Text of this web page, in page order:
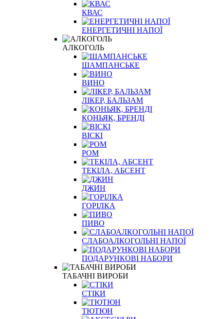
КВАС
ЕНЕРГЕТИЧНІ НАПОЇ
АЛКОГОЛЬ
ШАМПАНСЬКЕ
ВИНО
ЛІКЕР, БАЛЬЗАМ
КОНЬЯК, БРЕНДІ
ВІСКІ
РОМ
ТЕКІЛА, АБСЕНТ
ДЖИН
ГОРІЛКА
ПИВО
СЛАБОАЛКОГОЛЬНІ НАПОЇ
ПОДАРУНКОВІ НАБОРИ
ТАБАЧНІ ВИРОБИ
СТІКИ
ТЮТЮН